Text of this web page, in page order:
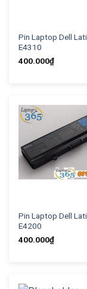
Pin Laptop Dell
E4310
400.000₫
Pin Laptop Dell
E4200
400.000₫